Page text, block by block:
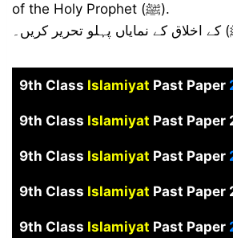
of the Holy Prophet (ﷺ).
اخلاق کے نمایاں پہلو تحریر کریں۔
9th Class Islamiyat Past Paper
9th Class Islamiyat Past Paper
9th Class Islamiyat Past Paper
9th Class Islamiyat Past Paper
9th Class Islamiyat Past Paper